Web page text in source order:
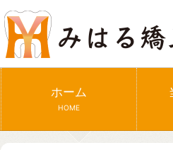
ホーム
HOME